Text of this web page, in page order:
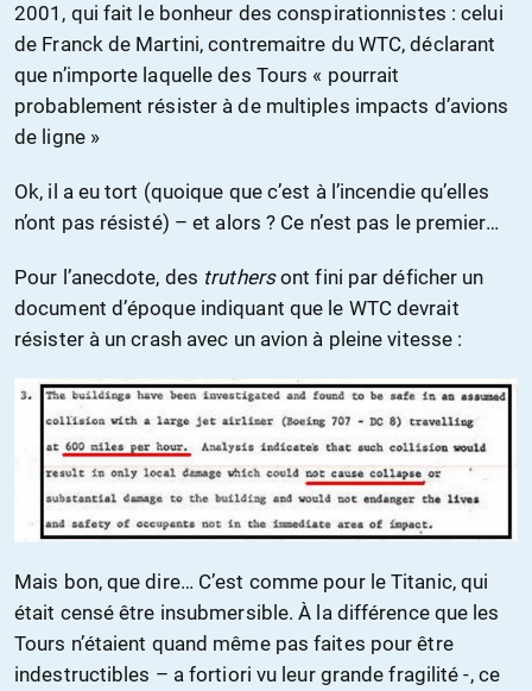
2001, qui fait le bonheur des conspirationnistes : celui
de Franck de Martini, contremaitre du WTC, déclarant
que n’importe laquelle des Tours « pourrait
probablement résister à de multiples impacts d’avions
de ligne »
Ok, il a eu tort (quoique que c’est à l’incendie qu’elles
n’ont pas résisté) – et alors ? Ce n’est pas le premier…
Pour l’anecdote, des truthersont fini par déficher un
document d’époque indiquant que le WTC devrait
résister à un crash avec un avion à pleine vitesse :
Mais bon, que dire… C’est comme pour le Titanic, qui
était censé être insubmersible. À la différence que les
Tours n’étaient quand même pas faites pour être
indestructibles – a fortiori vu leur grande fragilité -, ce